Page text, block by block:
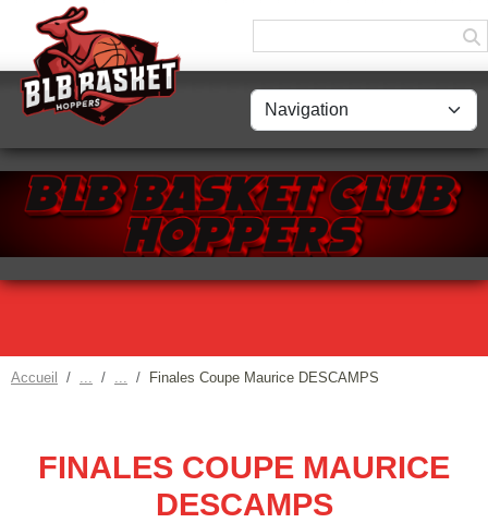
Accueil Finales Coupe Maurice DESCAMPS
FINALES COUPE MAURICE
DESCAMPS
Panneau de gestion des cookies